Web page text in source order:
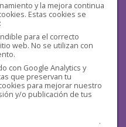
y la mejora continua
Estas cookies se
para el correcto
web. No se utilizan con
con Google Analytics y
que preservan tu
para mejorar nuestro
y/o publicación de tus
.